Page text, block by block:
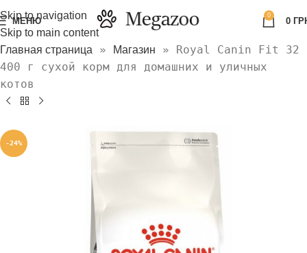
Skip to navigation
Skip to main content
МЕНЮ
0
0
Главная страница » Магазин » Royal Canin Fit 32
400 г сухой корм для домашних и уличных
котов
-24%